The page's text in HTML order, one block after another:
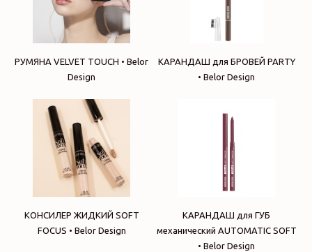
РУМЯНА VELVET TOUCH • Belor
Design
КАРАНДАШ для БРОВЕЙ PARTY
• Belor Design
КОНСИЛЕР ЖИДКИЙ SOFT
FOCUS • Belor Design
КАРАНДАШ для ГУБ
механический AUTOMATIC SOFT
• Belor Design